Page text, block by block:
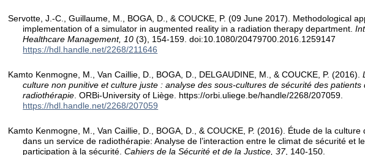
Servotte, J.-C., Guillaume, M., BOGA, D., & COUCKE, P. (09 June 2017). Methodological
implementation of a simulator in augmented reality in a radiation therapy department.
Healthcare Management, 10 (3), 154-159. doi:10.1080/20479700.2016.1259147
https://hdl.handle.net/2268/211646
Kamto Kenmogne, M., Van Caillie, D., BOGA, D., DELGAUDINE, M., & COUCKE, P. (2016).
culture non punitive et culture juste : analyse des sous-cultures de sécurité des patients
radiothérapie. ORBi-University of Liège. https://orbi.uliege.be/handle/2268/207059.
https://hdl.handle.net/2268/207059
Kamto Kenmogne, M., Van Caillie, D., BOGA, D., & COUCKE, P. (2016). Étude de la
dans un service de radiothérapie: Analyse de l’interaction entre le climat de sécurité et
participation à la sécurité.Cahiers de la Sécurité et de la Justice, 37, 140-150.